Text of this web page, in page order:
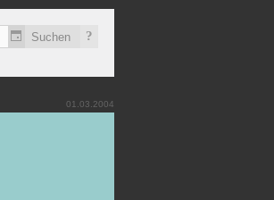
?
01.03.2004